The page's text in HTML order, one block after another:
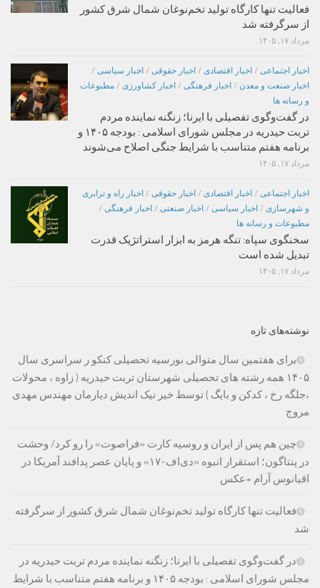
فعالیت تنها کارگاه تولید تخم‌نوغان شمال شرق کشور
از سرگرفته شد
مرداد ۱۷, ۱۴۰۵
اخبار اجتماعی / اخبار اقتصادی / اخبار حقوقی / اخبار سیاسی /
اخبار صنعت و معدن / اخبار فرهنگی / اخبار کشاورزی / مطبوعات
و رسانه ها
در گفت‌وگوی تفصیلی با ایرنا؛ زنگنه نماینده مردم
تربت حیدریه در مجلس شورای اسلامی : بودجه ۱۴۰۵ و
برنامه هفتم متناسب با شرایط جنگی اصلاح می‌شوند
مرداد ۱۷, ۱۴۰۵
اخبار اجتماعی / اخبار اقتصادی / اخبار حقوقی / اخبار راه و ترابری
و شهرسازی / اخبار سیاسی / اخبار صنعتی / اخبار فرهنگی /
مطبوعات و رسانه ها
سخنگوی سپاه: تنگه هرمز به ابزار استراتژیک قدرت
تبدیل شده است
مرداد ۱۷, ۱۴۰۵
نوشته‌های تازه
برای هفتمین سال متوالی بورسیه تحصیلی کنکو ر سراسری سال
۱۴۰۵ همه رشته های تحصیلی شهرستان تربت حیدریه ( زاوه ، محولات
،جلگه رخ ، کدکن و بایگ ) توسط خیر نیک اندیش دیارمان مهندس مهدی
مروج
چین هم پس از ایران و روسیه کارت «فراصوت» را رو کرد/ وحشت
در پنتاگون؛ استقرار انبوه «دی‌اف‑۱۷» و پایان عصر پدافند آمریکا در
اقیانوس آرام +عکس
فعالیت تنها کارگاه تولید تخم‌نوغان شمال شرق کشور از سرگرفته
شد
در گفت‌وگوی تفصیلی با ایرنا؛ زنگنه نماینده مردم تربت حیدریه در
مجلس شورای اسلامی : بودجه ۱۴۰۵ و برنامه هفتم متناسب با شرایط